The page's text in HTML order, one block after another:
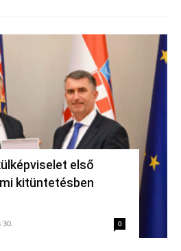
első
kitüntetésben
30. 0